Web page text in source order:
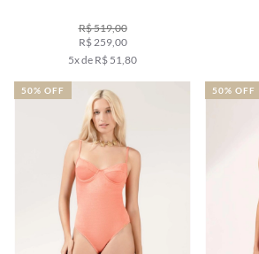
R$ 519,00
R$ 259,00
5x de R$ 51,80
50% OFF 50% OFF